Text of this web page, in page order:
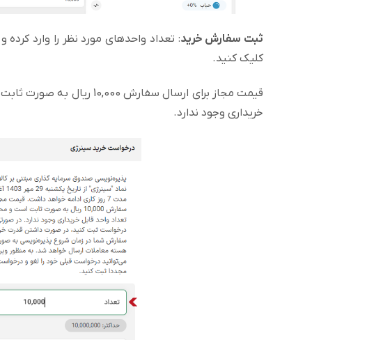
ثبت سفارش خرید: تعداد واحدهای مورد نظر را وارد
کلیک کنید.
قیمت مجاز برای ارسال سفارش
خریداری وجود ندارد.